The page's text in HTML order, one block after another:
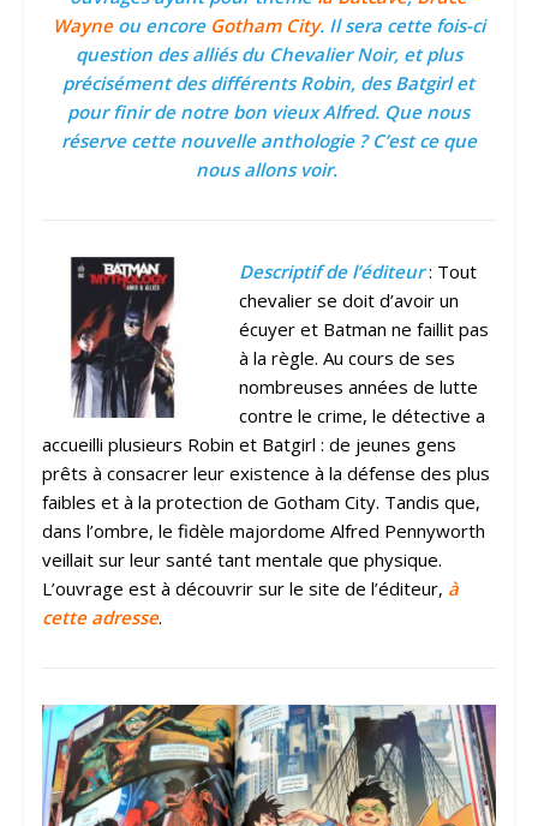
Wayneou encore Gotham City. Il sera cette fois-ci
question des alliés du Chevalier Noir, et plus
précisément des différents Robin, des Batgirl et
pour finir de notre bon vieux Alfred. Que nous
réserve cette nouvelle anthologie ? C’est ce que
nous allons voir.
Descriptif de l’éditeur: Tout
chevalier se doit d’avoir un
écuyer et Batman ne faillit pas
à la règle. Au cours de ses
nombreuses années de lutte
contre le crime, le détective a
accueilli plusieurs Robin et Batgirl : de jeunes gens
prêts à consacrer leur existence à la défense des plus
faibles et à la protection de Gotham City. Tandis que,
dans l’ombre, le fidèle majordome Alfred Pennyworth
veillait sur leur santé tant mentale que physique.
L’ouvrage est à découvrir sur le site de l’éditeur, à
cette adresse.